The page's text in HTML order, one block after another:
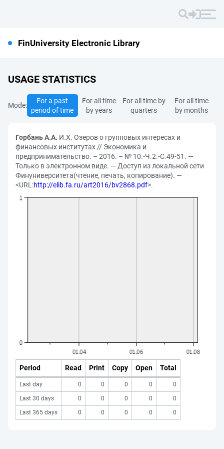
FinUniversity Electronic Library
USAGE STATISTICS
Mode:
For a past
period of time
For all time
by years
For all time by
quarters
For all time
by months
Горбань А.А. И.Х. Озеров о групповых интересах и
финансовых институтах // Экономика и
предпринимательство. – 2016. – № 10.-Ч.2.-С.49-51. —
Только в электронном виде. — Доступ из локальной сети
Финуниверситета(чтение, печать, копирование). —
<URL:http://elib.fa.ru/art2016/bv2868.pdf>.
Period Read Print Copy Open Total
Last day 0 0 0 0
0
Last 30 days
0 0 0 0
0
Last 365 days
0 0 0 0 0